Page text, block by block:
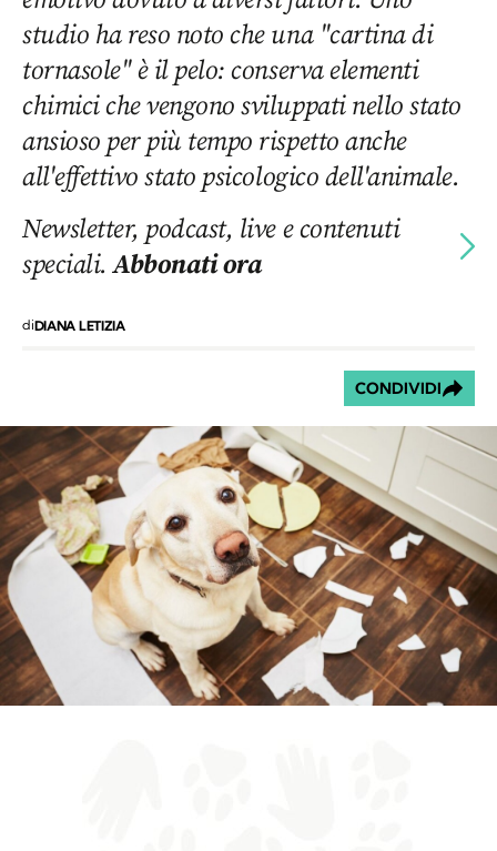
studio ha reso noto che una "cartina di
tornasole" è il pelo: conserva elementi
chimici che vengono sviluppati nello stato
ansioso per più tempo rispetto anche
all'effettivo stato psicologico dell'animale.
Newsletter, podcast, live e contenuti
speciali.Abbonati ora
diDIANA LETIZIA
CONDIVIDI